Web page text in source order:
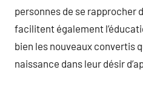
personnes de se rapprocher
facilitent également
bien les nouveaux convertis
naissance dans leur désir